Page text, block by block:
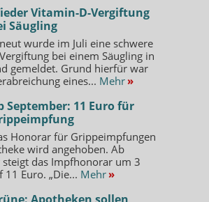
Vitamin-D-Vergiftung
Säugling
wurde im Juli eine schwere
bei einem Säugling in
gemeldet. Grund hierfür war
eines... Mehr »
September: 11 Euro für
Honorar für Grippeimpfungen
wird angehoben. Ab
steigt das Impfhonorar um 3
11 Euro. „Die... Mehr »